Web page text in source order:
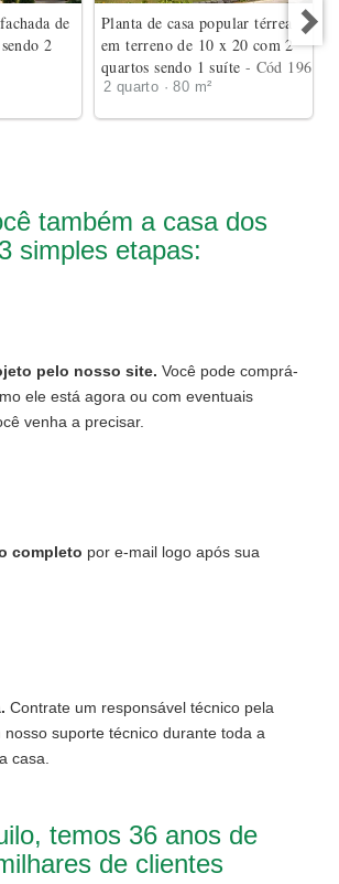
de
2
Planta de casa popular térrea
em terreno de 10 x 20 com 2
quartos sendo 1 suíte - Cód 196
2 quarto · 80 m²
também a casa dos
simples etapas:
pelo nosso site. Você pode comprá-
ele está agora ou com eventuais
venha a precisar.
completo por e-mail logo após sua
Contrate um responsável técnico pela
suporte técnico durante toda a
casa.
temos 36 anos de
de clientes